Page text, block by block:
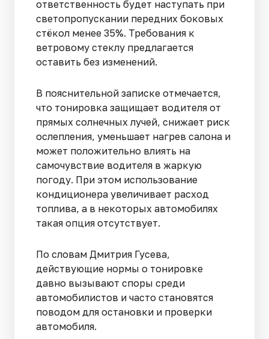
ответственность будет наступать при
светопропускании передних боковых
стёкол менее 35%. Требования к
ветровому стеклу предлагается
оставить без изменений.
В пояснительной записке отмечается,
что тонировка защищает водителя от
прямых солнечных лучей, снижает риск
ослепления, уменьшает нагрев салона и
может положительно влиять на
самочувствие водителя в жаркую
погоду. При этом использование
кондиционера увеличивает расход
топлива, а в некоторых автомобилях
такая опция отсутствует.
По словам Дмитрия Гусева,
действующие нормы о тонировке
давно вызывают споры среди
автомобилистов и часто становятся
поводом для остановки и проверки
автомобиля.